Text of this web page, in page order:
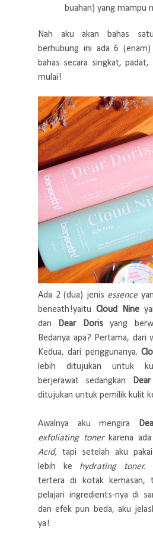
buahan) yang mampu
Nah aku akan bahas
berhubung ini ada 6
bahas secara singkat,
mulai!
Ada 2 (dua) jenis essence
beneath!yaitu Cloud Nine
dan
Dear Dorisyang
Bedanya apa? Pertama, dari
Kedua, dari penggunanya.
lebih ditujukan untuk
berjerawat sedangkan
ditujukan untuk pemilik kulit
Awalnya aku mengira
exfoliating tonerkarena ada
Acid, tapi setelah aku
lebih ke hydrating toner.
tertera di kotak kemasan,
pelajari ingredients-nya di
dan efek pun beda, aku
ya!